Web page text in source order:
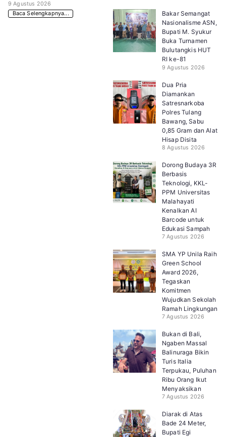
9 Agustus 2026
Baca Selengkapnya...
Bakar Semangat
Nasionalisme ASN,
Bupati M. Syukur
Buka Turnamen
Bulutangkis HUT
RI ke-81
9 Agustus 2026
Dua Pria
Diamankan
Satresnarkoba
Polres Tulang
Bawang, Sabu
0,85 Gram dan Alat
Hisap Disita
8 Agustus 2026
Dorong Budaya 3R
Berbasis
Teknologi, KKL-
PPM Universitas
Malahayati
Kenalkan AI
Barcode untuk
Edukasi Sampah
7 Agustus 2026
SMA YP Unila Raih
Green School
Award 2026,
Tegaskan
Komitmen
Wujudkan Sekolah
Ramah Lingkungan
7 Agustus 2026
Bukan di Bali,
Ngaben Massal
Balinuraga Bikin
Turis Italia
Terpukau, Puluhan
Ribu Orang Ikut
Menyaksikan
7 Agustus 2026
Diarak di Atas
Bade 24 Meter,
Bupati Egi